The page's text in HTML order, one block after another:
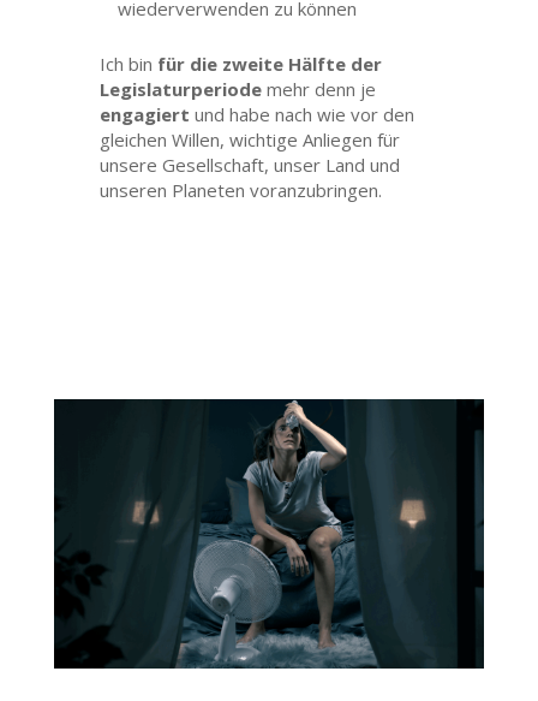
wiederverwenden zu können
Ich bin für die zweite Hälfte der
Legislaturperiodemehr denn je
engagiert und habe nach wie vor den
gleichen Willen, wichtige Anliegen für
unsere Gesellschaft, unser Land und
unseren Planeten voranzubringen.